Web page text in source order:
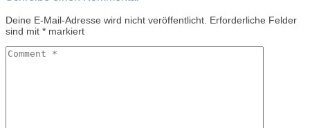
Deine E-Mail-Adresse wird nicht veröffentlicht. Erforderliche Felder
sind mit * markiert